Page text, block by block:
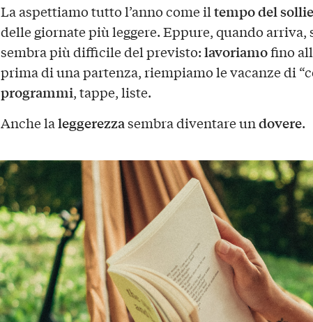
La aspettiamo tutto l’anno come iltempo del
delle giornate più leggere. Eppure, quando arriva,
sembra più difficile del previsto:lavoriamofino
prima di una partenza, riempiamo le vacanze di
programmi, tappe, liste.
Anche laleggerezzasembra diventare undovere.